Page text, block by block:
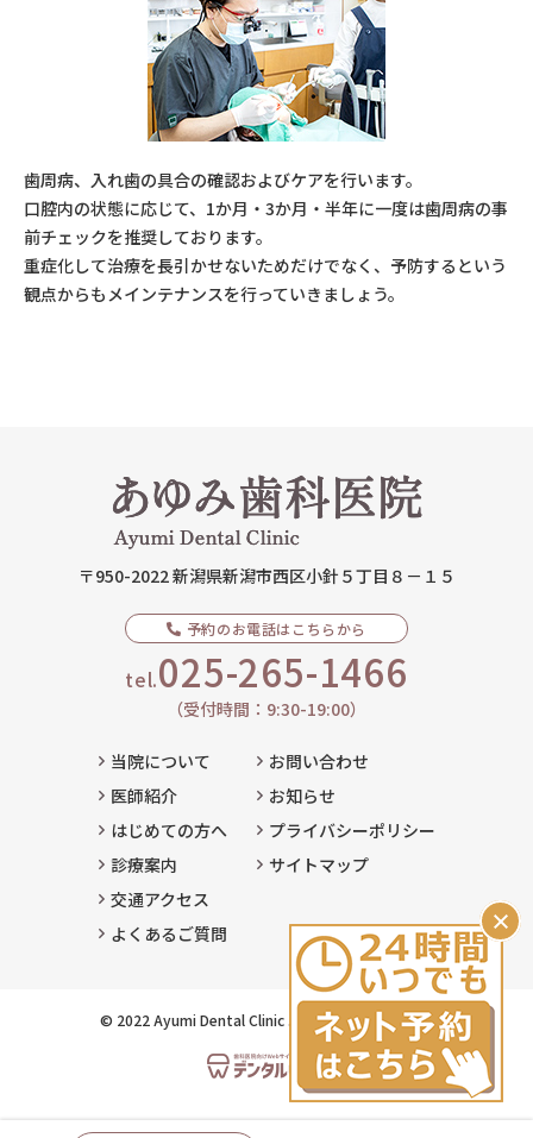
歯周病、入れ歯の具合の確認およびケアを行います。
口腔内の状態に応じて、1か月・3か月・半年に一度は歯周病の事
前チェックを推奨しております。
重症化して治療を長引かせないためだけでなく、予防するという
観点からもメインテナンスを行っていきましょう。
〒950-2022新潟県新潟市西区小針５丁目８－１５
予約のお電話はこちらから
tel.025-265-1466
（受付時間：9:30-19:00）
当院について
医師紹介
はじめての方へ
診療案内
交通アクセス
よくあるご質問
お問い合わせ
お知らせ
プライバシーポリシー
サイトマップ
© 2022 Ayumi Dental Clinic . All Rights Reserved.